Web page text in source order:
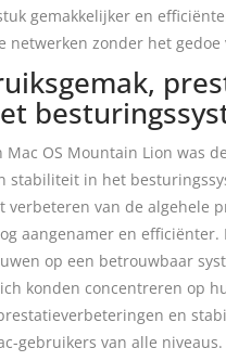
gemakkelijker en
zonder het gedoe
Mac OS Mountain Lion was
stabiliteit in het
verbeteren van de algehele
aangenamer en
op een betrouwbaar
konden concentreren op
en
gebruikers van alle niveaus.